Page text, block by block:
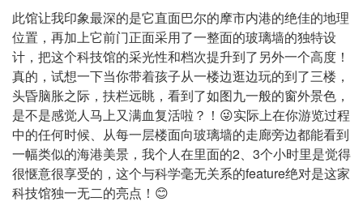
此馆让我印象最深的是它直面巴尔的摩市内港的绝佳的地理
位置，再加上它前门正面采用了一整面的玻璃墙的独特设
计，把这个科技馆的采光性和档次提升到了另外一个高度！
真的，试想一下当你带着孩子从一楼边逛边玩的到了三楼，
头昏脑胀之际，扶栏远眺，看到了如图九一般的窗外景色，
是不是感觉人马上又满血复活啦？！😜实际上在你游览过程
中的任何时候、从每一层楼面向玻璃墙的走廊旁边都能看到
一幅类似的海港美景，我个人在里面的2、3个小时里是觉得
很惬意很享受的，这个与科学毫无关系的feature绝对是这家
科技馆独一无二的亮点！😊